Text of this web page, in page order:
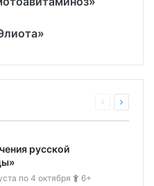
русской
по 4 октября
6+